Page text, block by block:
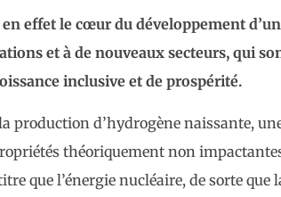
effet le cœur du développement
et à de nouveaux secteurs, qui
inclusive et de prospérité.
production d’hydrogène naissante,
théoriquement non
que l’énergie nucléaire, de sorte que